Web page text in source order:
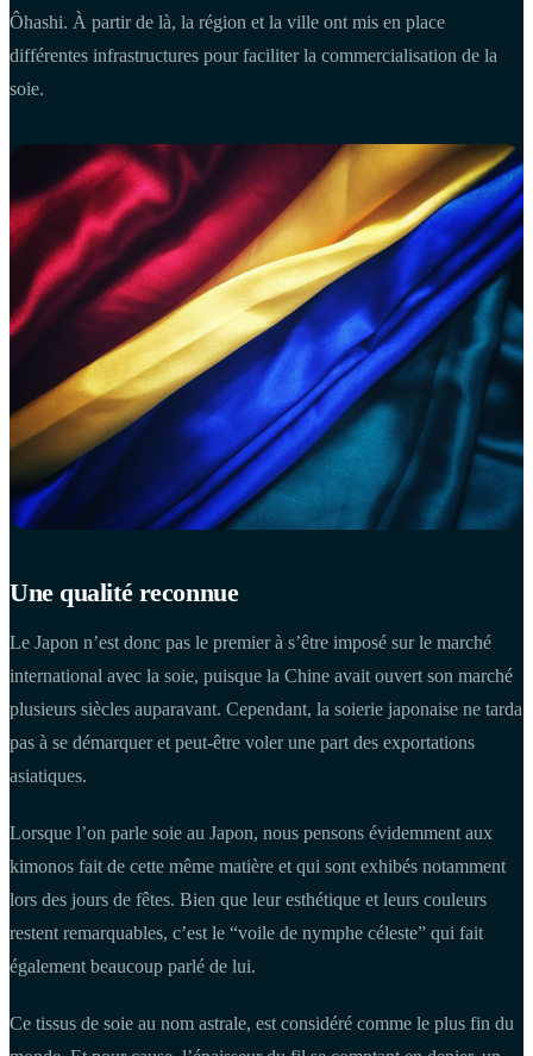
Ôhashi. À partir de là, la région et la ville ont mis en place
différentes infrastructures pour faciliter la commercialisation de la
soie.
Une qualité reconnue
Le Japon n’est donc pas le premier à s’être imposé sur le marché
international avec la soie, puisque la Chine avait ouvert son marché
plusieurs siècles auparavant. Cependant, la soierie japonaise ne tarda
pas à se démarquer et peut-être voler une part des exportations
asiatiques.
Lorsque l’on parle soie au Japon, nous pensons évidemment aux
kimonos fait de cette même matière et qui sont exhibés notamment
lors des jours de fêtes. Bien que leur esthétique et leurs couleurs
restent remarquables, c’est le “voile de nymphe céleste” qui fait
également beaucoup parlé de lui.
Ce tissus de soie au nom astrale, est considéré comme le plus fin du